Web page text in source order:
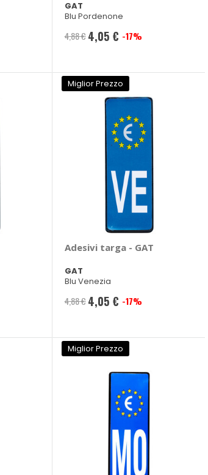
GAT
Blu Pordenone
4,88 € Prezzo
4,05 € -17%
Miglior Prezzo
Adesivi targa - GAT
GAT
Blu Venezia
4,88 € Prezzo
4,05 € -17%
Miglior Prezzo